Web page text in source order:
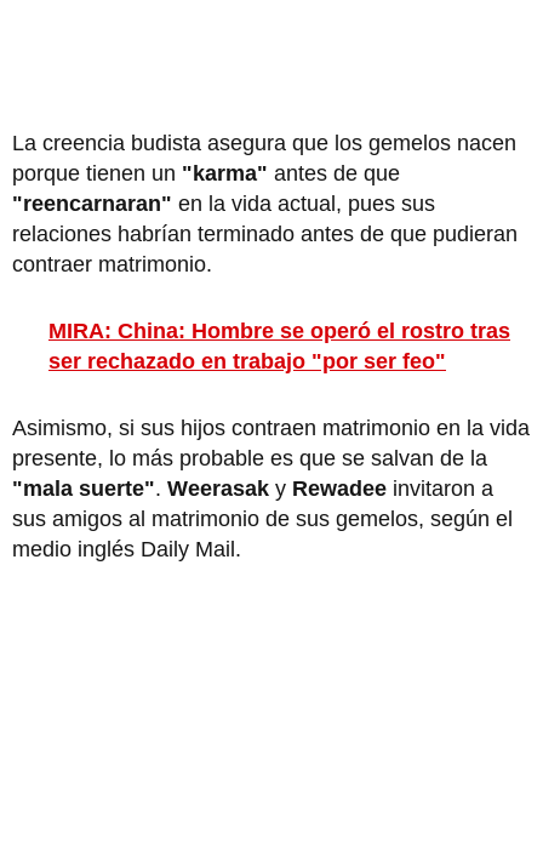
La creencia budista asegura que los gemelos nacen
porque tienen un "karma" antes de que
"reencarnaran" en la vida actual, pues sus
relaciones habrían terminado antes de que pudieran
contraer matrimonio.
MIRA: China: Hombre se operó el rostro tras
ser rechazado en trabajo "por ser feo"
Asimismo, si sus hijos contraen matrimonio en la vida
presente, lo más probable es que se salvan de la
"mala suerte". Weerasak y Rewadee invitaron a
sus amigos al matrimonio de sus gemelos, según el
medio inglés Daily Mail.